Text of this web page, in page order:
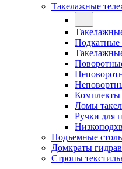
Такелажные
Подкатные
Комплекты
Ломы
Ручки для
Подъемные
Домкраты
Стропы